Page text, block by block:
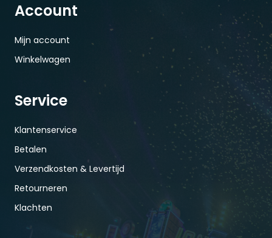
Account
Mijn account
Winkelwagen
Service
Klantenservice
Betalen
Verzendkosten & Levertijd
Retourneren
Klachten